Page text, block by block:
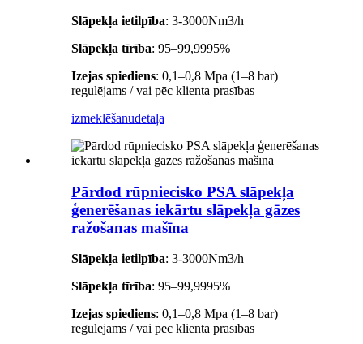
Slāpekļa ietilpība: 3-3000Nm3/h
Slāpekļa tīrība: 95–99,9995%
Izejas spiediens: 0,1–0,8 Mpa (1–8 bar)
regulējams / vai pēc klienta prasības
izmeklēšanudetaļa
Pārdod rūpniecisko PSA slāpekļa
ģenerēšanas iekārtu slāpekļa gāzes
ražošanas mašīna
Slāpekļa ietilpība: 3-3000Nm3/h
Slāpekļa tīrība: 95–99,9995%
Izejas spiediens: 0,1–0,8 Mpa (1–8 bar)
regulējams / vai pēc klienta prasības